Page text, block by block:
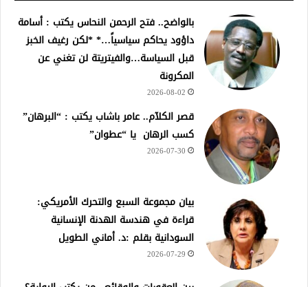
بالواضح.. فتح الرحمن النحاس يكتب : أسامة
داؤود يحاكم سياسياً…* *لكن رغيف الخبز
قبل السياسة…والفيتريتة لن تغني عن
المكرونة
2026-08-02
قصر الكلآم.. عامر باشاب يكتب : “البرهان”
كسب الرهان يا “عطوان”
2026-07-30
بيان مجموعة السبع والتحرك الأمريكي:
قراءة في هندسة الهدنة الإنسانية
السودانية بقلم :د. أماني الطويل
2026-07-29